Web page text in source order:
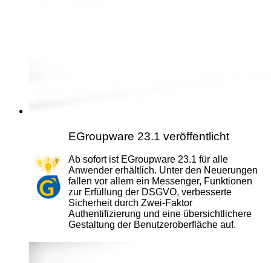
EGroupware 23.1 veröffentlicht
Ab sofort ist EGroupware 23.1 für alle
Anwender erhältlich. Unter den Neuerungen
fallen vor allem ein Messenger, Funktionen
zur Erfüllung der DSGVO, verbesserte
Sicherheit durch Zwei-Faktor
Authentifizierung und eine übersichtlichere
Gestaltung der Benutzeroberfläche auf.